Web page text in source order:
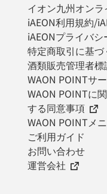
イオン九州オン
iAEON利用規約/
iAEONプライバ
特定商取引に基づ
酒類販売管理者
WAON POINTサ
WAON POINTに
する同意事項
WAON POINTメ
ご利用ガイド
お問い合わせ
運営会社